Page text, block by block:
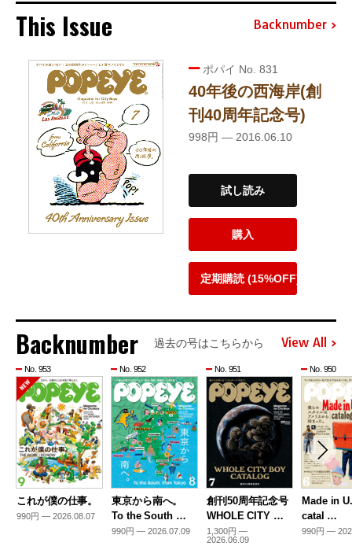
This Issue Backnumber
ポパイ No. 831
40年後の西海岸(創
刊40周年記念号)
998円 — 2016.06.10
試し読み
購入
定期購読 (15%OFF)
Backnumber 過去の号はこちらから View All
No. 953
これが僕の仕事。
990円 — 2026.08.07
No. 952
東京から南へ。
To the South …
990円 — 2026.07.09
No. 951
創刊50周年記念号
WHOLE CITY …
1,300円 —
2026.06.09
No. 950
Made in
catal …
990円 —